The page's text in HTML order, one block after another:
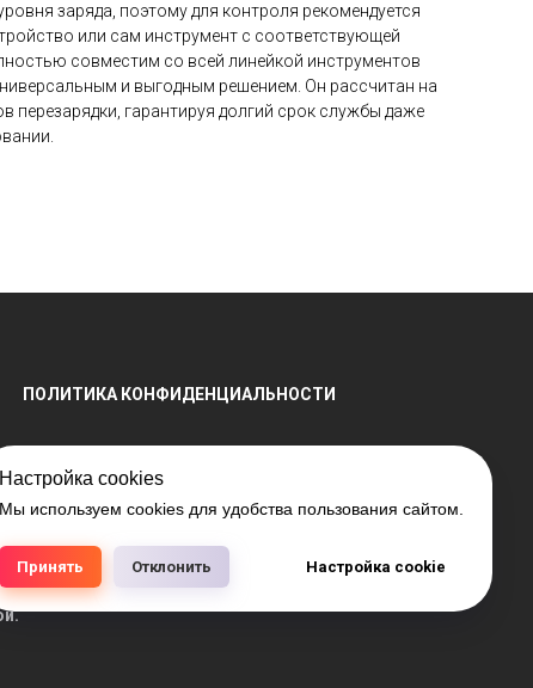
Настройка cookies
Мы используем cookies для удобства пользования сайтом.
Принять Отклонить Настройка cookie
заряда, поэтому для контроля рекомендуется
или сам инструмент с соответствующей
совместим со всей линейкой инструментов
и выгодным решением. Он рассчитан на
перезарядки, гарантируя долгий срок службы даже
ПОЛИТИКА КОНФИДЕНЦИАЛЬНОСТИ
регистрации № 791041099, выдано 28.04.2016
15.03.2018 №408421.
на складе, а также цен на товары носит